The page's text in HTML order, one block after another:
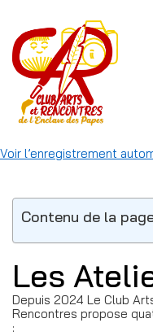
Voir l’enregistrement
Contenu de la
Les
Depuis 2024 Le Club
Rencontres propose
: